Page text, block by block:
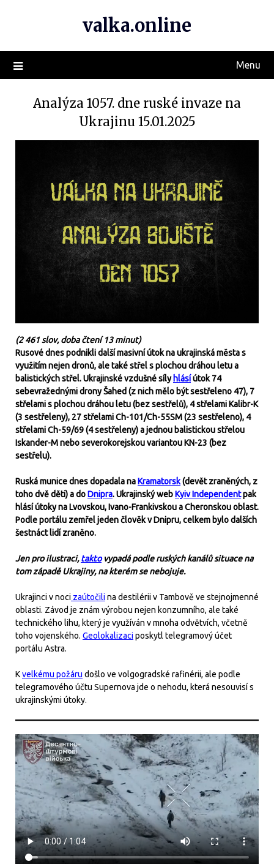
valka.online
Menu
Analýza 1057. dne ruské invaze na
Ukrajinu 15.01.2025
(2 461 slov, doba čtení 13 minut)
Rusové dnes podnikli další masivní útok na ukrajinská města s
využitím nejen dronů, ale také střel s plochou dráhou letu a
balistických střel. Ukrajinské vzdušné síly hlásíútok 74
sebevražednými drony Šahed (z nich mělo být sestřeleno 47), 7
střelami s plochou dráhou letu (bez sestřelů), 4 střelami Kalibr-K
(3 sestřeleny), 27 střelami Ch-101/Ch-55SM (23 sestřeleno), 4
střelami Ch-59/69 (4 sestřeleny) a jednou balistickou střelou
Iskander-M nebo severokorejskou variantou KN-23 (bez
sestřelu).
Ruská munice dnes dopadala naKramatorsk(devět zraněných, z
toho dvě děti) a doDnipra. Ukrajinský webKyiv Independentpak
hlásí útoky na Lvovskou, Ivano-Frankivskou a Cheronskou oblast.
Podle portálu zemřel jeden člověk v Dnipru, celkem bylo dalších
šestnáct lidí zraněno.
Jen pro ilustraci,taktovypadá podle ruských kanálů situace na
tom západě Ukrajiny, na kterém se nebojuje.
Ukrajinci v noci zaútočilina destilérii v Tambově ve stejnojmenné
oblasti. Závod je znám výrobou nejen konzumního, ale také
technického lihu, který je využíván v mnoha odvětvích, včetně
toho vojenského. Geolokalizaciposkytl telegramový účet
portálu Astra.
Kvelkému požáru došlo ve volgogradské rafinérii, ale podle
telegramového účtu Supernova jde o nehodu, která nesouvisí s
ukrajinskými útoky.